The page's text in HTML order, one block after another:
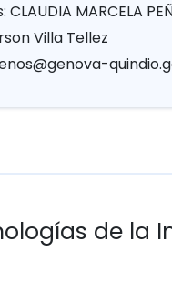
MARCELA
Villa Tellez
de la